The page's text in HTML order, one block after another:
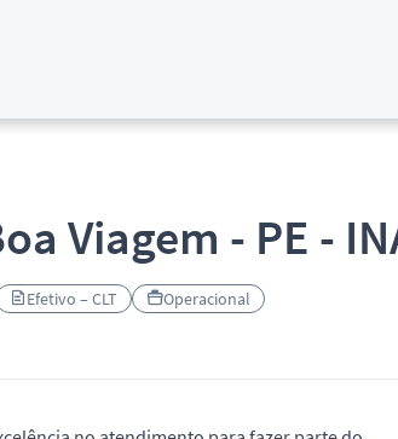
Viagem - PE -
Efetivo – CLT
Operacional